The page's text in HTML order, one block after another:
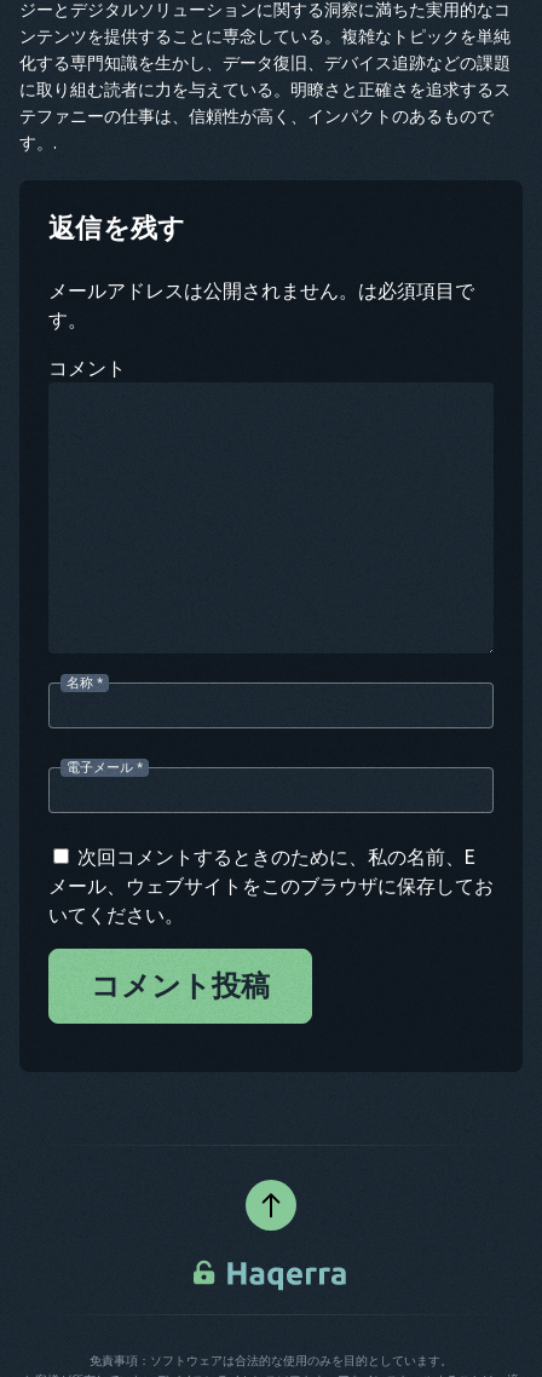
ジーとデジタルソリューションに関する洞察に満ちた実用的なコ
ンテンツを提供することに専念している。複雑なトピックを単純
化する専門知識を生かし、データ復旧、デバイス追跡などの課題
に取り組む読者に力を与えている。明瞭さと正確さを追求するス
テファニーの仕事は、信頼性が高く、インパクトのあるもので
す。.
返信を残す
メールアドレスは公開されません。は必須項目で
す。
コメント
名称 *
電子メール *
次回コメントするときのために、私の名前、E
メール、ウェブサイトをこのブラウザに保存してお
いてください。
コメント投稿
免責事項：ソフトウェアは合法的な使用のみを目的としています。